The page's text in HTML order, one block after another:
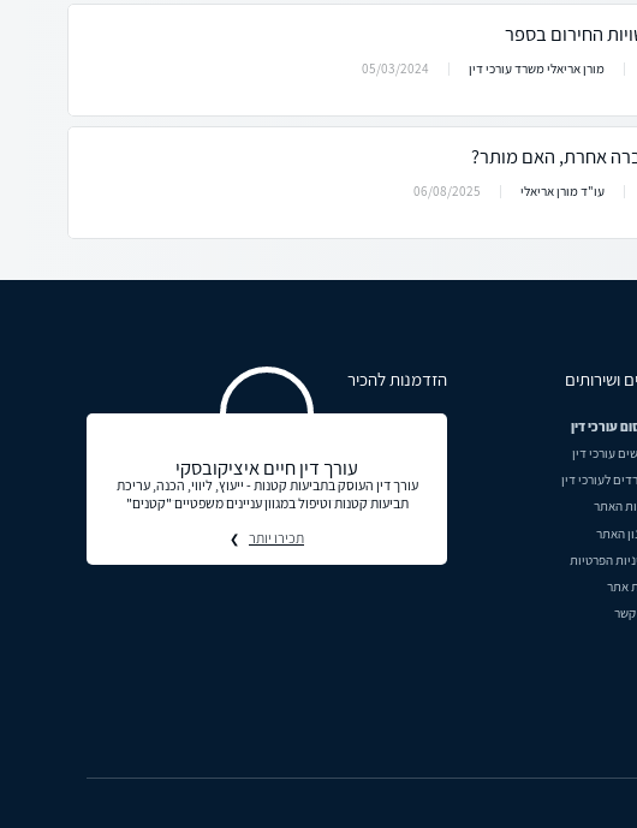
החירום בספר
מורן אריאלי משרד עורכי דין 05/03/2024
אחרת, האם מותר?
עו"ד מורן אריאלי 06/08/2025
ושירותים
עורכי דין
עורכי דין
לעורכי דין
האתר
האתר
הפרטיות
אתר
קשר
הזדמנות להכיר
עורך דין חיים איציקובסקי
עורך דין העוסק בתביעות קטנות - ייעוץ, ליווי, הכנה, עריכת
תביעות קטנות וטיפול במגוון עניינים משפטיים "קטנים"
תכירו יותר